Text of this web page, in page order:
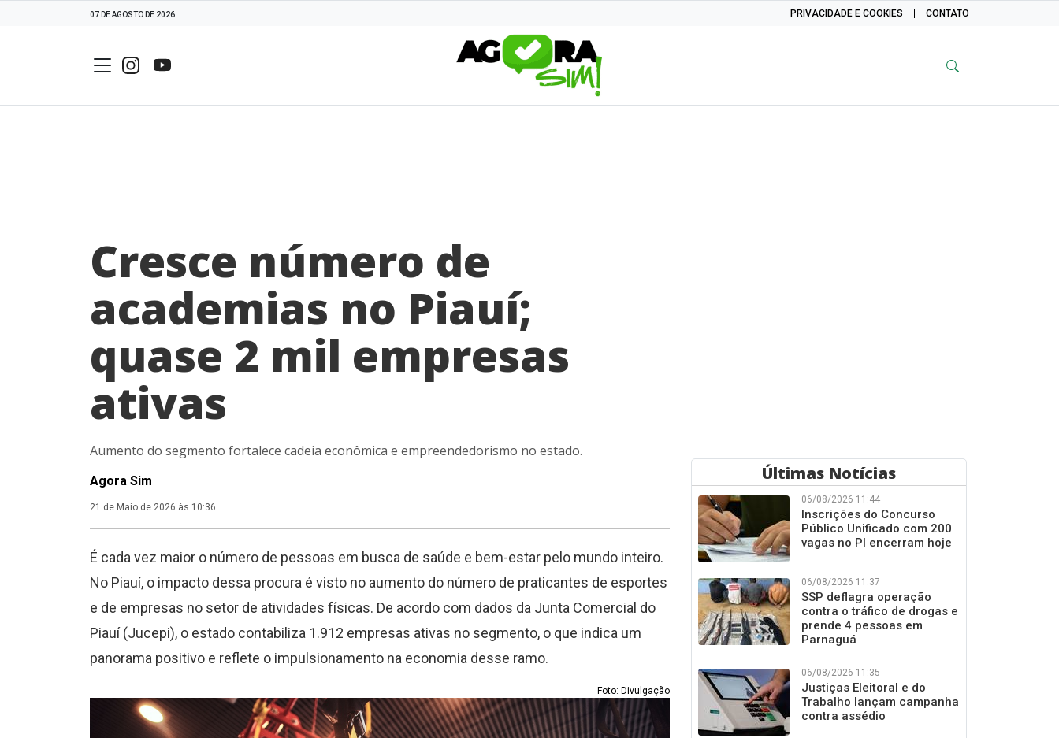
07 DE AGOSTO DE 2026 PRIVACIDADE E COOKIES CONTATO
Cresce número de
academias no Piauí;
quase 2 mil empresas
ativas
Aumento do segmento fortalece cadeia econômica e empreendedorismo no estado.
Agora Sim
21 de Maio de 2026 às 10:36
É cada vez maior o número de pessoas em busca de saúde e bem-estar pelo mundo inteiro.
No Piauí, o impacto dessa procura é visto no aumento do número de praticantes de esportes
e de empresas no setor de atividades físicas. De acordo com dados da Junta Comercial do
Piauí (Jucepi), o estado contabiliza 1.912 empresas ativas no segmento, o que indica um
panorama positivo e reflete o impulsionamento na economia desse ramo.
Foto: Divulgação
Últimas Notícias
06/08/2026 11:44
Inscrições do Concurso
Público Unificado com 200
vagas no PI encerram hoje
06/08/2026 11:37
SSP deflagra operação
contra o tráfico de drogas e
prende 4 pessoas em
Parnaguá
06/08/2026 11:35
Justiças Eleitoral e do
Trabalho lançam campanha
contra assédio